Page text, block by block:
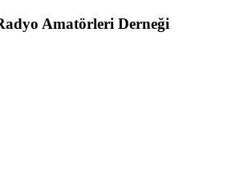
Amatörleri Derneği